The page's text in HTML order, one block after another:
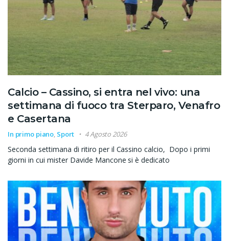
Calcio – Cassino, si entra nel vivo: una
settimana di fuoco tra Sterparo, Venafro
e Casertana
In primo piano, Sport 4 Agosto 2026
Seconda settimana di ritiro per il Cassino calcio, Dopo i primi
giorni in cui mister Davide Mancone si è dedicato